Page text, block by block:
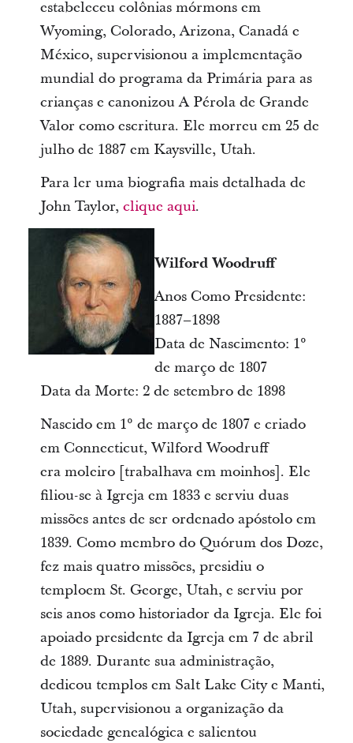
estabeleceu colônias mórmons em
Wyoming, Colorado, Arizona, Canadá e
México, supervisionou a implementação
mundial do programa da Primária para as
crianças e canonizou A Pérola de Grande
Valor como escritura. Ele morreu em 25 de
julho de 1887 em Kaysville, Utah.
Para ler uma biografia mais detalhada de
John Taylor, clique aqui.
Wilford Woodruff
Anos Como Presidente:
1887–1898
Data de Nascimento: 1°
de março de 1807
Data da Morte: 2 de setembro de 1898
Nascido em 1° de março de 1807 e criado
em Connecticut, Wilford Woodruff
era moleiro [trabalhava em moinhos]. Ele
filiou-se à Igreja em 1833 e serviu duas
missões antes de ser ordenado apóstolo em
1839. Como membro do Quórum dos Doze,
fez mais quatro missões, presidiu o
temploem St. George, Utah, e serviu por
seis anos como historiador da Igreja. Ele foi
apoiado presidente da Igreja em 7 de abril
de 1889. Durante sua administração,
dedicou templos em Salt Lake City e Manti,
Utah, supervisionou a organização da
sociedade genealógica e salientou